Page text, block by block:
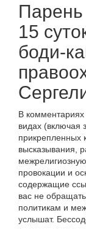
Парень
15
боди-
В
видах (включая
прикрепленных
высказывания,
провокации и
содержащие
вас не
политикам и
услышат.